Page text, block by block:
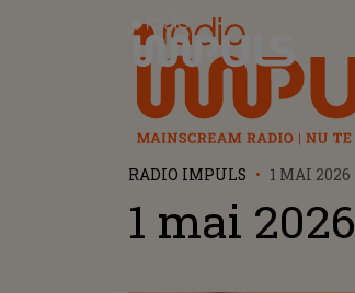
Radio Impuls
RADIO IMPULS 1 MAI 2026
1 mai 2026